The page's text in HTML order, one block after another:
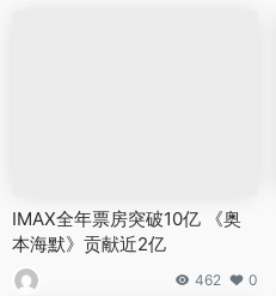
IMAX全年票房突破10亿 《奥
本海默》贡献近2亿
462 0